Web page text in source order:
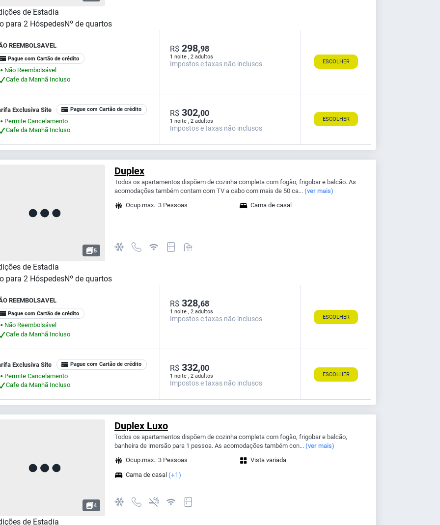
de Estadia
para 2 HóspedesNº de quartos
REEMBOLSAVEL
Pague com Cartão de crédito
⬤
Não Reembolsável
Cafe da Manhã Incluso
1 noite , 2 adultos
R$ 298,98
Impostos e taxas não inclusos ESCOLHER
Exclusiva Site Pague com Cartão de crédito
⬤
Permite Cancelamento
Cafe da Manhã Incluso
1 noite , 2 adultos
R$ 302,00
Impostos e taxas não inclusos
ESCOLHER
5
Duplex
Todos os apartamentos dispõem de cozinha completa com fogão, frigobar e balcão. As
acomodações também contam com TV a cabo com mais de 50 ca... (ver mais)
Ocup.max.: 3 Pessoas
Cama de casal
de Estadia
para 2 HóspedesNº de quartos
REEMBOLSAVEL
Pague com Cartão de crédito
⬤
Não Reembolsável
Cafe da Manhã Incluso
1 noite , 2 adultos
R$ 328,68
Impostos e taxas não inclusos ESCOLHER
Exclusiva Site Pague com Cartão de crédito
⬤
Permite Cancelamento
Cafe da Manhã Incluso
1 noite , 2 adultos
R$ 332,00
Impostos e taxas não inclusos
ESCOLHER
4
Duplex Luxo
Todos os apartamentos dispõem de cozinha completa com fogão, frigobar e balcão,
banheira de imersão para 1 pessoa. As acomodações também con... (ver mais)
Ocup.max.: 3 Pessoas
Vista variada
Cama de casal (+1)
de Estadia